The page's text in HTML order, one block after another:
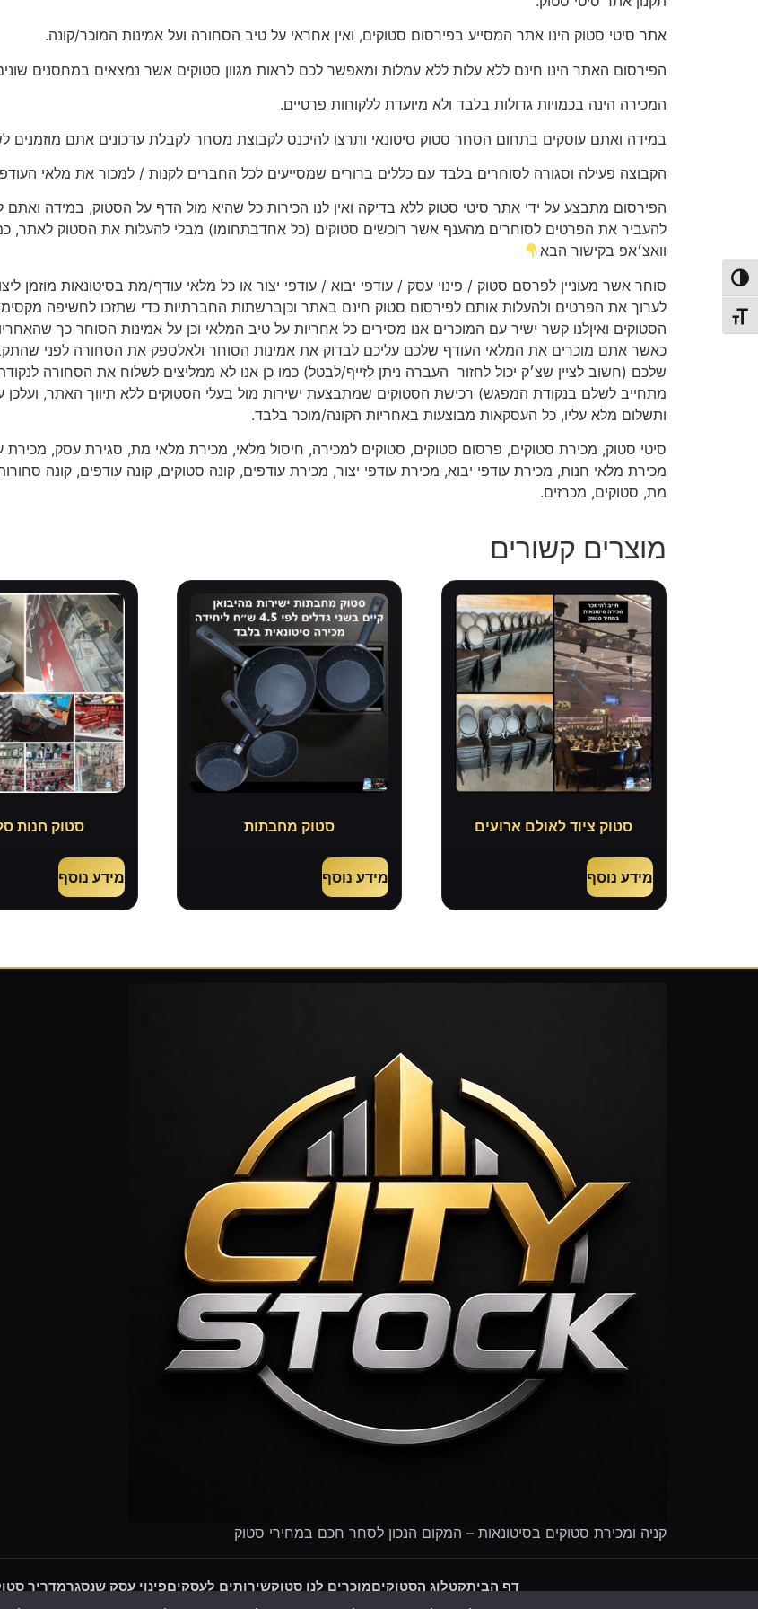
הפעל/כבה ניגודיות גבוהה
מתג גודל גופן
אתר סיטי סטוק הינו אתר המסייע בפירסום סטוקים, ואין אחראי על טיב הסחורה ועל אמינות המוכר/קונה.
הפירסום האתר הינו חינם ללא עלות ללא עמלות ומאפשר לכם לראות מגוון סטוקים אשר נמצאים במחסנים
המכירה הינה בכמויות גדולות בלבד ולא מיועדת ללקוחות פרטיים.
במידה ואתם עוסקים בתחום הסחר סטוק סיטונאי ותרצו להיכנס לקבוצת מסחר לקבלת עדכונים אתם מוזמנים
הקבוצה פעילה וסגורה לסוחרים בלבד עם כללים ברורים שמסייעים לכל החברים לקנות / למכור את מלאי
הפירסום מתבצע על ידי אתר סיטי סטוק ללא בדיקה ואין לנו הכירות כל שהיא מול הדף על הסטוק, במידה ואתם
להעביר את הפרטים לסוחרים מהענף אשר רוכשים סטוקים (כל אחדבתחומו) מבלי להעלות את הסטוק לאתר,
וואצ׳אפ בקישור הבא
סוחר אשר מעוניין לפרסם סטוק / פינוי עסק / עודפי יבוא / עודפי יצור או כל מלאי עודף/מת בסיטונאות מוזמן
לערוך את הפרטים ולהעלות אותם לפירסום סטוק חינם באתר וכןברשתות החברתיות כדי שתזכו לחשיפה
הסטוקים ואיןלנו קשר ישיר עם המוכרים אנו מסירים כל אחריות על טיב המלאי וכן על אמינות הסוחר כך
כאשר אתם מוכרים את המלאי העודף שלכם עליכם לבדוק את אמינות הסוחר ולאלספק את הסחורה לפני
שלכם (חשוב לציין שצ׳ק יכול לחזור העברה ניתן לזייף/לבטל) כמו כן אנו לא ממליצים לשלוח את הסחורה
מתחייב לשלם בנקודת המפגש) רכישת הסטוקים שמתבצעת ישירות מול בעלי הסטוקים ללא תיווך האתר,
ותשלום מלא עליו, כל העסקאות מבוצעות באחריות הקונה/מוכר בלבד.
סיטי סטוק, מכירת סטוקים, פרסום סטוקים, סטוקים למכירה, חיסול מלאי, מכירת מלאי מת, סגירת עסק, מכירת
מכירת מלאי חנות, מכירת עודפי יבוא, מכירת עודפי יצור, מכירת עודפים, קונה סטוקים, קונה עודפים, קונה
מת, סטוקים, מכרזים.
מוצרים קשורים
סטוק ציוד לאולם ארועים
מידע נוסף
סטוק מחבתות
מידע נוסף
סטוק חנות
מידע נוסף
קניה ומכירת סטוקים בסיטונאות – המקום הנכון לסחר חכם במחירי סטוק
דף הביתקטלוג הסטוקיםמוכרים לנו סטוקשירותים לעסקיםפינוי עסק שנסגרמדריך